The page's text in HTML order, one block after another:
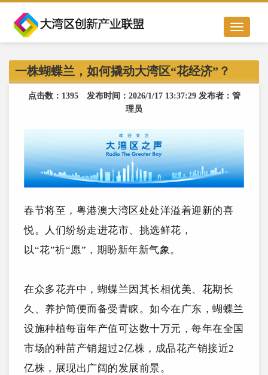
Toggle
navigation
一株蝴蝶兰，如何撬动大湾区“花经济”？
点击数：1395 发布时间：2026/1/17 13:37:29 发布者：管
理员
春节将至，粤港澳大湾区处处洋溢着迎新的喜
悦。人们纷纷走进花市、挑选鲜花，
以“花”祈“愿”，期盼新年新气象。
在众多花卉中，蝴蝶兰因其长相优美、花期长
久、养护简便而备受青睐。如今在广东，蝴蝶兰
设施种植每亩年产值可达数十万元，每年在全国
市场的种苗产销超过2亿株，成品花产销接近2
亿株，展现出广阔的发展前景。